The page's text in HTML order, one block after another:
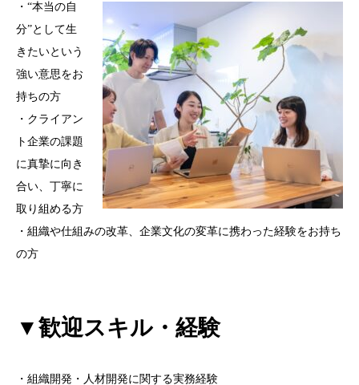
・“本当の自
分”として生
きたいという
強い意思をお
持ちの方
・クライアン
ト企業の課題
に真摯に向き
合い、丁寧に
取り組める方
・組織や仕組みの改革、企業文化の変革に携わった経験をお持ち
の方
▼歓迎スキル・経験
・組織開発・人材開発に関する実務経験